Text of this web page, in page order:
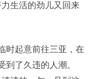
生活的劲儿又回来
时起意前往三亚，在
了久违的人潮。